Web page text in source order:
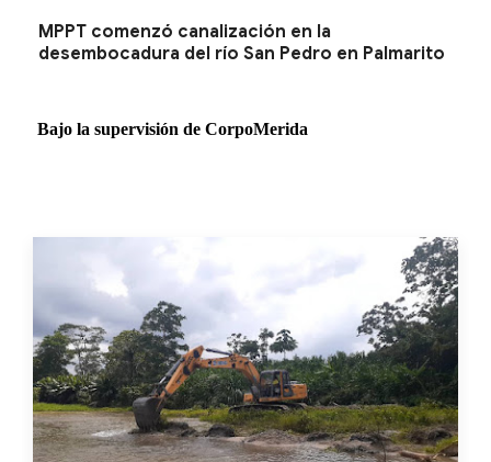
MPPT comenzó canalización en la
desembocadura del río San Pedro en Palmarito
Bajo la supervisión de CorpoMerida